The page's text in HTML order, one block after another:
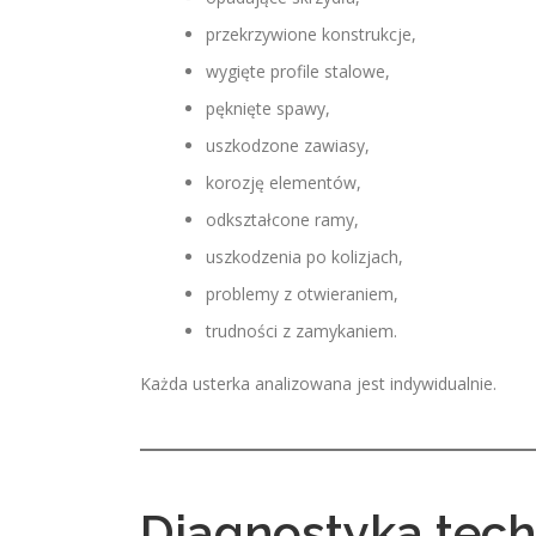
przekrzywione konstrukcje,
wygięte profile stalowe,
pęknięte spawy,
uszkodzone zawiasy,
korozję elementów,
odkształcone ramy,
uszkodzenia po kolizjach,
problemy z otwieraniem,
trudności z zamykaniem.
Każda usterka analizowana jest indywidualnie.